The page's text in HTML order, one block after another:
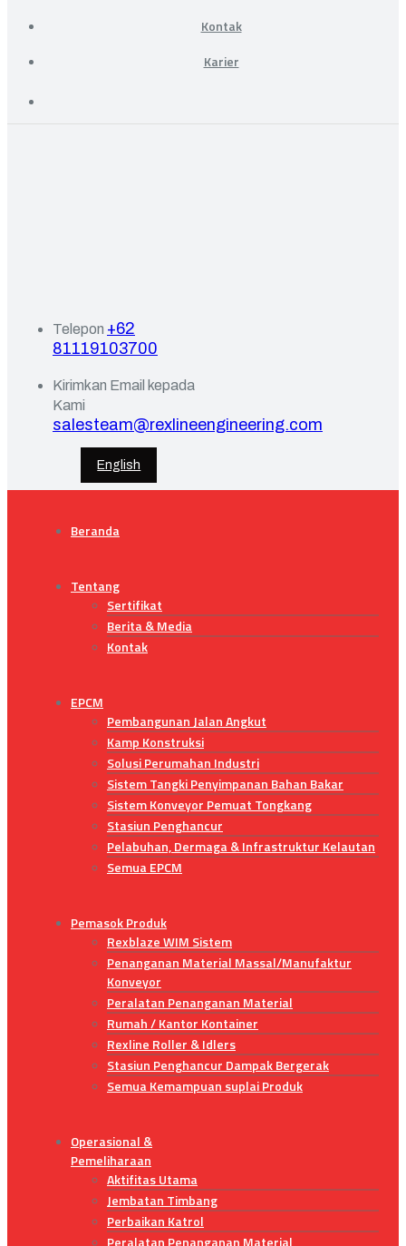
Kontak
Karier
Telepon +62
81119103700
Kirimkan Email kepada
Kami
salesteam@rexlineengineering.com
English
Beranda
Tentang
Sertifikat
Berita & Media
Kontak
EPCM
Pembangunan Jalan Angkut
Kamp Konstruksi
Solusi Perumahan Industri
Sistem Tangki Penyimpanan Bahan Bakar
Sistem Konveyor Pemuat Tongkang
Stasiun Penghancur
Pelabuhan, Dermaga & Infrastruktur Kelautan
Semua EPCM
Pemasok Produk
Rexblaze WIM Sistem
Penanganan Material Massal/Manufaktur
Konveyor
Peralatan Penanganan Material
Rumah / Kantor Kontainer
Rexline Roller & Idlers
Stasiun Penghancur Dampak Bergerak
Semua Kemampuan suplai Produk
Operasional &
Pemeliharaan
Aktifitas Utama
Jembatan Timbang
Perbaikan Katrol
Peralatan Penanganan Material